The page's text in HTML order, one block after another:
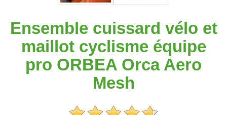
Ensemble cuissard vélo et
maillot cyclisme équipe
pro ORBEA Orca Aero
Mesh